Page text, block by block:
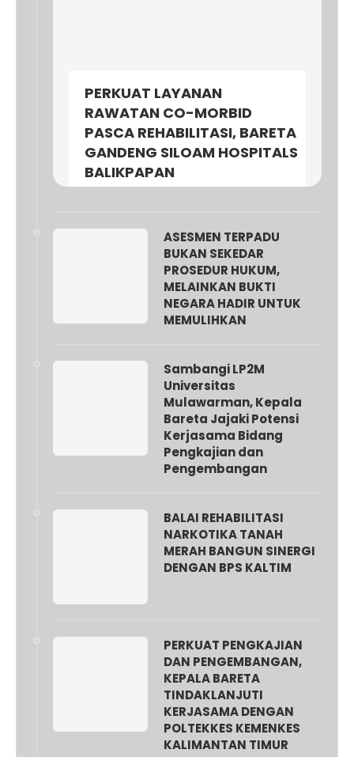
PERKUAT LAYANAN
RAWATAN CO-MORBID
PASCA REHABILITASI, BARETA
GANDENG SILOAM HOSPITALS
BALIKPAPAN
ASESMEN TERPADU
BUKAN SEKEDAR
PROSEDUR HUKUM,
MELAINKAN BUKTI
NEGARA HADIR UNTUK
MEMULIHKAN
Sambangi LP2M
Universitas
Mulawarman, Kepala
Bareta Jajaki Potensi
Kerjasama Bidang
Pengkajian dan
Pengembangan
BALAI REHABILITASI
NARKOTIKA TANAH
MERAH BANGUN SINERGI
DENGAN BPS KALTIM
PERKUAT PENGKAJIAN
DAN PENGEMBANGAN,
KEPALA BARETA
TINDAKLANJUTI
KERJASAMA DENGAN
POLTEKKES KEMENKES
KALIMANTAN TIMUR